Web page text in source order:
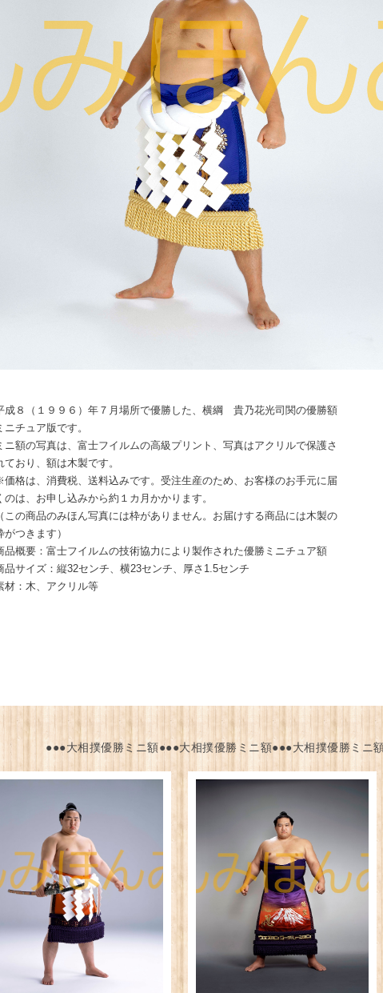
成８（１９９６）年７月場所で優勝した、横綱 貴乃花光司関の優勝額
ニチュア版です。
ニ額の写真は、富士フイルムの高級プリント、写真はアクリルで保護さ
ており、額は木製です。
価格は、消費税、送料込みです。受注生産のため、お客様のお手元に届
のは、お申し込みから約１カ月かかります。
（この商品のみほん写真には枠がありません。お届けする商品には木製の
がつきます）
品概要：富士フイルムの技術協力により製作された優勝ミニチュア額
品サイズ：縦32センチ、横23センチ、厚さ1.5センチ
材：木、アクリル等
●●●大相撲優勝ミニ額●●●大相撲優勝ミニ額●●●大相撲優勝ミニ